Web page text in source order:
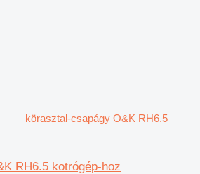
körasztal-csapágy O&K RH6.5
RH6.5 kotrógép-hoz